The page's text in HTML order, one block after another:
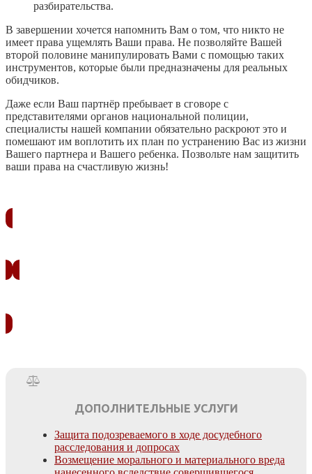
разбирательства.
В завершении хочется напомнить Вам о том, что никто не
имеет права ущемлять Ваши права. Не позволяйте Вашей
второй половине манипулировать Вами с помощью таких
инструментов, которые были предназначены для реальных
обидчиков.
Даже если Ваш партнёр пребывает в сговоре с
представителями органов национальной полиции,
специалисты нашей компании обязательно раскроют это и
помешают им воплотить их план по устранению Вас из жизни
Вашего партнера и Вашего ребенка. Позвольте нам защитить
ваши права на счастливую жизнь!
ДОПОЛНИТЕЛЬНЫЕ УСЛУГИ
Защита подозреваемого в ходе досудебного
расследования и допросах
Возмещение морального и материального вреда